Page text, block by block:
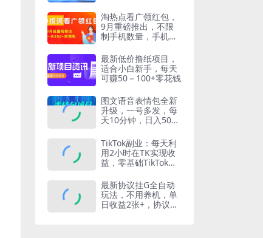
淘热点看广领红包，
9月重磅推出，不限
制手机数量，手机越
8张
最新低价撸纸项目，
适合小白新手，每天
可赚50－100+零花钱
图文语音表情包全新
升级，一号多发，每
天10分钟，日入500
TikTok副业：每天利
用2小时在TK实现收
益，零基础TikTok上
最新协议挂G全自动
玩法，不用养机，单
日收益2张+，协议脚